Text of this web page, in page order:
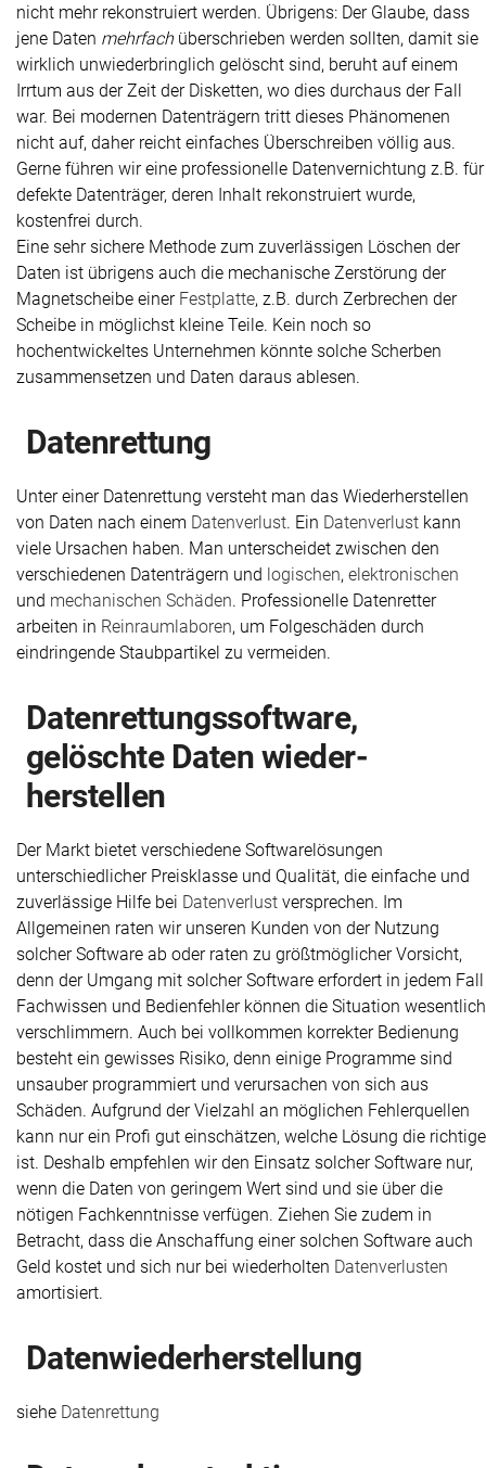
nicht mehr rekonstruiert werden. Übrigens: Der Glaube, dass
jene Daten mehrfachüberschrieben werden sollten, damit sie
wirklich unwiederbringlich gelöscht sind, beruht auf einem
Irrtum aus der Zeit der Disketten, wo dies durchaus der Fall
war. Bei modernen Datenträgern tritt dieses Phänomenen
nicht auf, daher reicht einfaches Überschreiben völlig aus.
Gerne führen wir eine professionelle Datenvernichtung z.B. für
defekte Datenträger, deren Inhalt rekonstruiert wurde,
kostenfrei durch.
Eine sehr sichere Methode zum zuverlässigen Löschen der
Daten ist übrigens auch die mechanische Zerstörung der
Magnetscheibe einer Festplatte, z.B. durch Zerbrechen der
Scheibe in möglichst kleine Teile. Kein noch so
hochentwickeltes Unternehmen könnte solche Scherben
zusammensetzen und Daten daraus ablesen.
Daten­rettung
Unter einer Datenrettung versteht man das Wiederherstellen
von Daten nach einem Datenverlust. Ein Datenverlust kann
viele Ursachen haben. Man unterscheidet zwischen den
verschiedenen Datenträgern und logischen, elektronischen
und mechanischen Schäden. Professionelle Datenretter
arbeiten in Reinraumlaboren, um Folgeschäden durch
eindringende Staubpartikel zu vermeiden.
Daten­rettungs­software,
gelöschte Daten wieder­
herstellen
Der Markt bietet verschiedene Softwarelösungen
unterschiedlicher Preisklasse und Qualität, die einfache und
zuverlässige Hilfe bei Datenverlust versprechen. Im
Allgemeinen raten wir unseren Kunden von der Nutzung
solcher Software ab oder raten zu größtmöglicher Vorsicht,
denn der Umgang mit solcher Software erfordert in jedem Fall
Fachwissen und Bedienfehler können die Situation wesentlich
verschlimmern. Auch bei vollkommen korrekter Bedienung
besteht ein gewisses Risiko, denn einige Programme sind
unsauber programmiert und verursachen von sich aus
Schäden. Aufgrund der Vielzahl an möglichen Fehlerquellen
kann nur ein Profi gut einschätzen, welche Lösung die richtige
ist. Deshalb empfehlen wir den Einsatz solcher Software nur,
wenn die Daten von geringem Wert sind und sie über die
nötigen Fachkenntnisse verfügen. Ziehen Sie zudem in
Betracht, dass die Anschaffung einer solchen Software auch
Geld kostet und sich nur bei wiederholten Datenverlusten
amortisiert.
Daten­wieder­herstellung
siehe Datenrettung